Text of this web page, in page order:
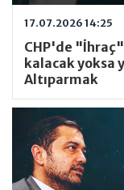
17.07.2026 14:25
CHP'de "İhraç"
kalacak yoksa
Altıparmak